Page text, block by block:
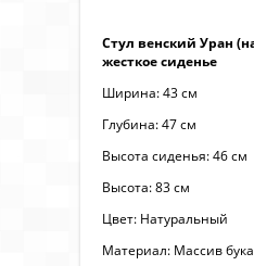
Стул венский Уран
жесткое сиденье
Ширина: 43 см
Глубина: 47 см
Высота сиденья: 46 см
Высота: 83 см
Цвет: Натуральный
Материал: Массив бука